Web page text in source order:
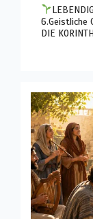
6.Geistliche
DIE